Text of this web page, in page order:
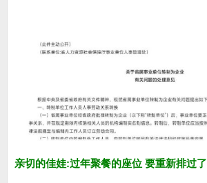
亲切的佳娃:过年聚餐的座位 要重新排过了